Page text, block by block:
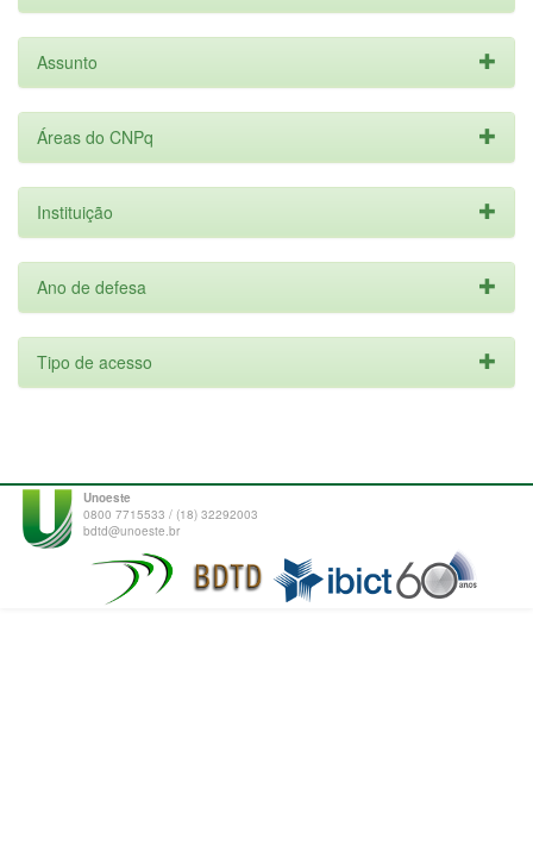
Assunto
Áreas do CNPq
Instituição
Ano de defesa
Tipo de acesso
Unoeste
0800 7715533 / (18) 32292003
bdtd@unoeste.br